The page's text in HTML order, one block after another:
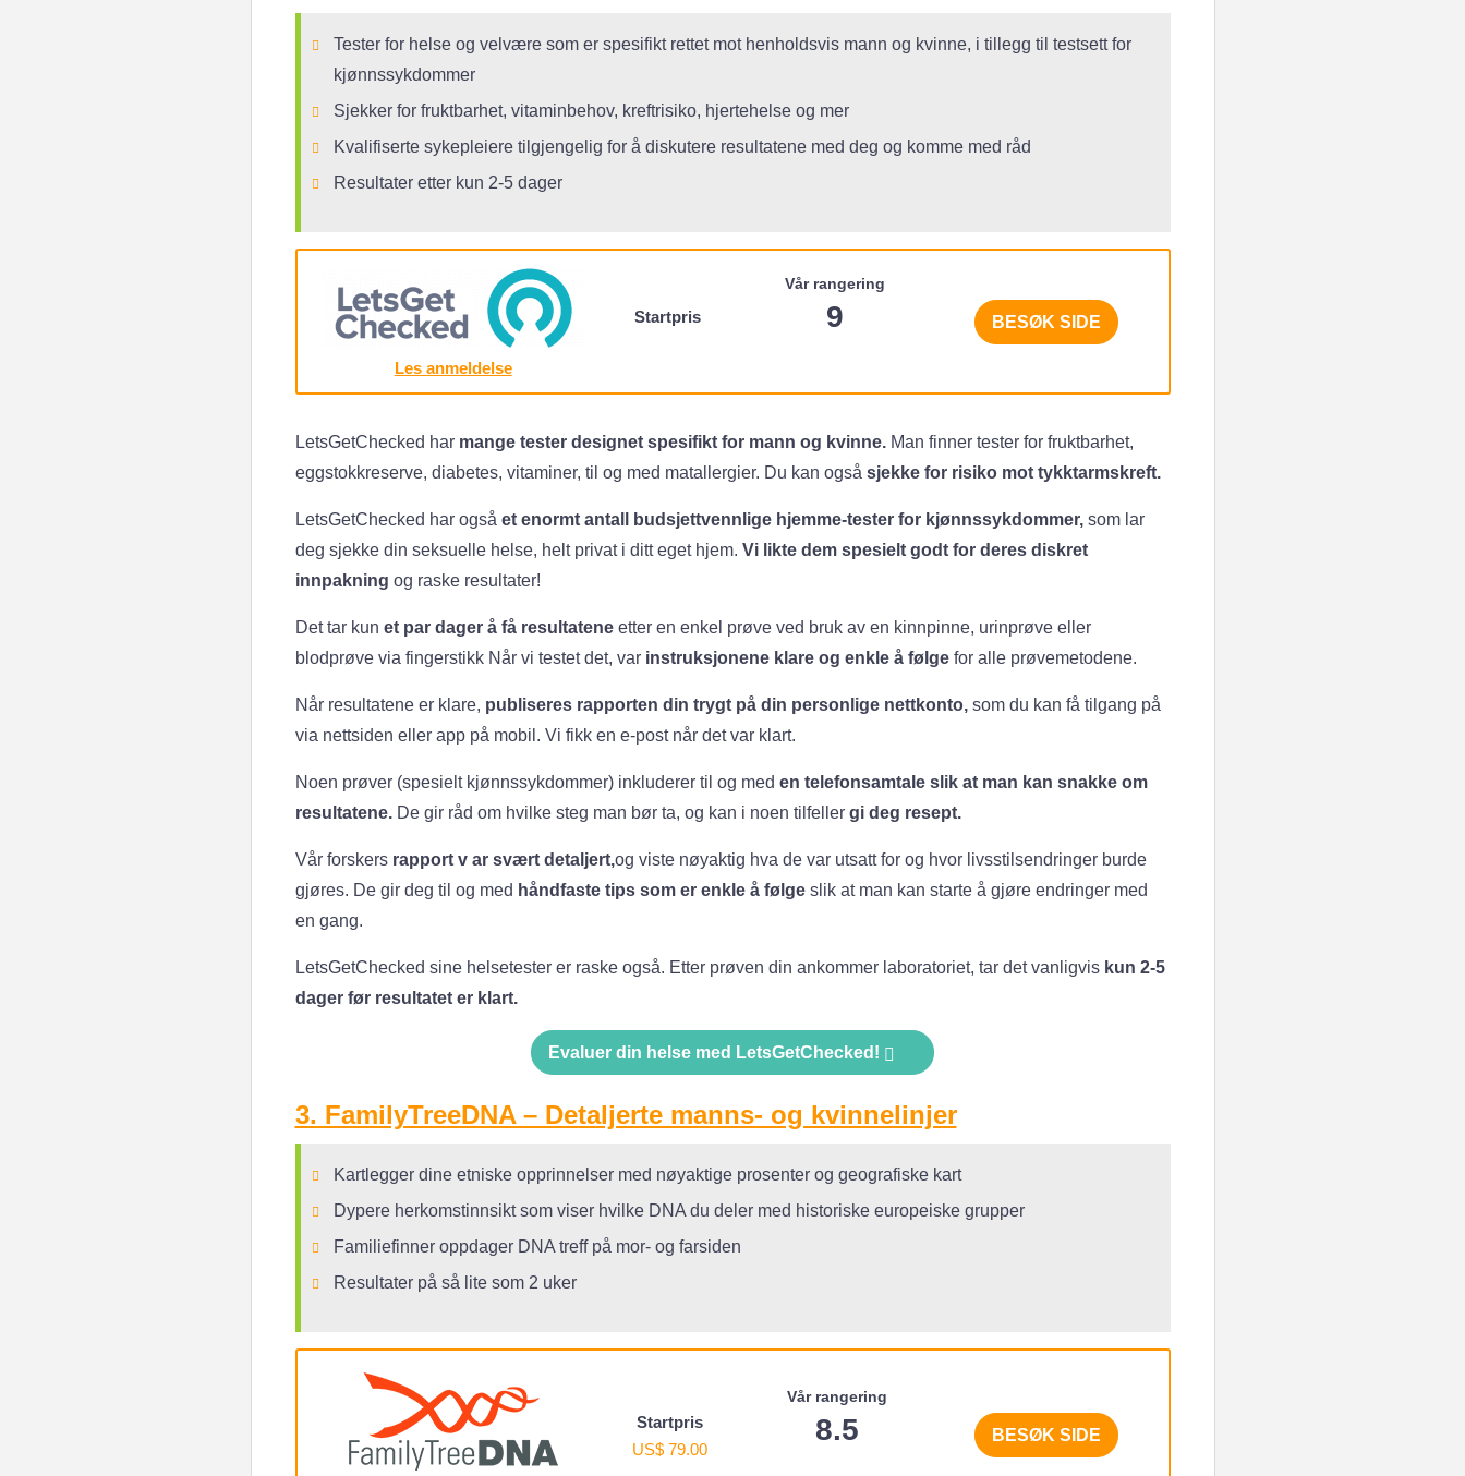
Tester for helse og velvære som er spesifikt rettet mot henholdsvis mann og kvinne, i tillegg til testsett for
kjønnssykdommer
Sjekker for fruktbarhet, vitaminbehov, kreftrisiko, hjertehelse og mer
Kvalifiserte sykepleiere tilgjengelig for å diskutere resultatene med deg og komme med råd
Resultater etter kun 2-5 dager
Les anmeldelse
Startpris
Vår rangering
9 BESØK SIDE
LetsGetChecked harmange tester designet spesifikt for mann og kvinne.Man finner tester for fruktbarhet,
eggstokkreserve, diabetes, vitaminer, til og med matallergier. Du kan også sjekke for risiko mot tykktarmskreft.
LetsGetChecked har også et enormt antall budsjettvennlige hjemme-tester for kjønnssykdommer,som lar
deg sjekke din seksuelle helse, helt privat i ditt eget hjem. Vi likte dem spesielt godt for deres diskret
innpakning og raske resultater!
Det tar kun et par dager å få resultatene etter en enkel prøve ved bruk av en kinnpinne, urinprøve eller
blodprøve via fingerstikk Når vi testet det, var instruksjonene klare og enkle å følgefor alle prøvemetodene.
Når resultatene er klare, publiseres rapporten din trygt på din personlige nettkonto,som du kan få tilgang på
via nettsiden eller app på mobil. Vi fikk en e-post når det var klart.
Noen prøver (spesielt kjønnssykdommer) inkluderer til og med en telefonsamtale slik at man kan snakke om
resultatene.De gir råd om hvilke steg man bør ta, og kan i noen tilfeller gi deg resept.
Vår forskers rapport v ar svært detaljert,og viste nøyaktig hva de var utsatt for og hvor livsstilsendringer burde
gjøres. De gir deg til og med håndfaste tips som er enkle å følgeslik at man kan starte å gjøre endringer med
en gang.
LetsGetChecked sine helsetester er raske også. Etter prøven din ankommer laboratoriet, tar det vanligviskun 2-5
dager før resultatet er klart.
Evaluer din helse med LetsGetChecked!
3. FamilyTreeDNA – Detaljerte manns- og kvinnelinjer
Kartlegger dine etniske opprinnelser med nøyaktige prosenter og geografiske kart
Dypere herkomstinnsikt som viser hvilke DNA du deler med historiske europeiske grupper
Familiefinner oppdager DNA treff på mor- og farsiden
Resultater på så lite som 2 uker
Startpris
US$ 79.00
Vår rangering
8.5 BESØK SIDE